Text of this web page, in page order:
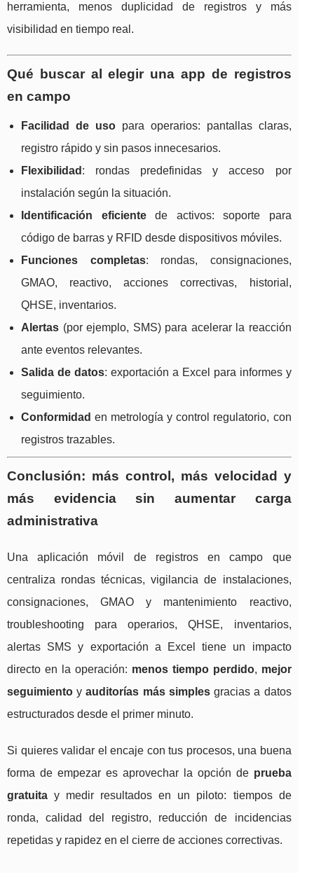
herramienta, menos duplicidad de registros y más
visibilidad en tiempo real.
Qué buscar al elegir una app de registros
en campo
Facilidad de usopara operarios: pantallas claras,
registro rápido y sin pasos innecesarios.
Flexibilidad : rondas predefinidas y acceso por
instalación según la situación.
Identificación eficientede activos: soporte para
código de barras y RFID desde dispositivos móviles.
Funciones completas: rondas, consignaciones,
GMAO, reactivo, acciones correctivas, historial,
QHSE, inventarios.
Alertas (por ejemplo, SMS) para acelerar la reacción
ante eventos relevantes.
Salida de datos: exportación a Excel para informes y
seguimiento.
Conformidad en metrología y control regulatorio, con
registros trazables.
Conclusión: más control, más velocidad y
más evidencia sin aumentar carga
administrativa
Una aplicación móvil de registros en campo que
centraliza rondas técnicas, vigilancia de instalaciones,
consignaciones, GMAO y mantenimiento reactivo,
troubleshooting para operarios, QHSE, inventarios,
alertas SMS y exportación a Excel tiene un impacto
directo en la operación: menos tiempo perdido, mejor
seguimiento yauditorías más simplesgracias a datos
estructurados desde el primer minuto.
Si quieres validar el encaje con tus procesos, una buena
forma de empezar es aprovechar la opción de prueba
gratuita y medir resultados en un piloto: tiempos de
ronda, calidad del registro, reducción de incidencias
repetidas y rapidez en el cierre de acciones correctivas.